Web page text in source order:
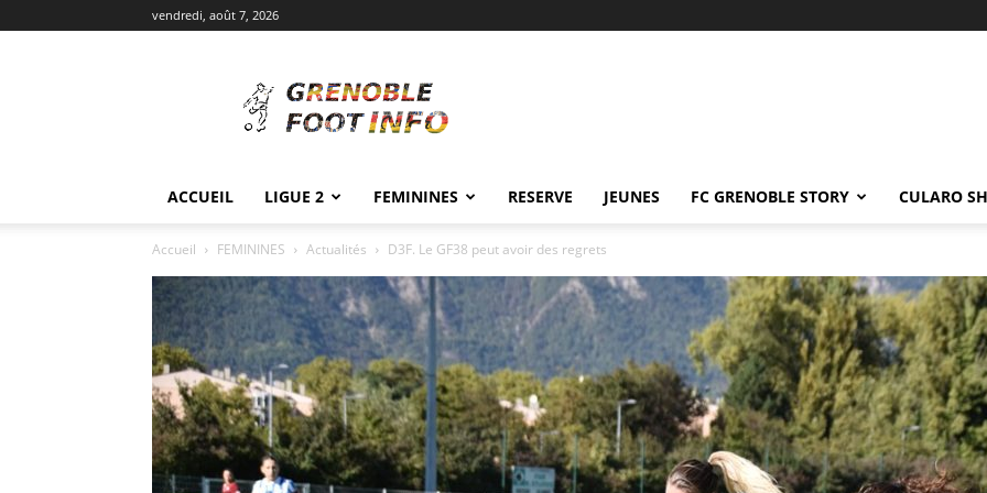
vendredi, août 7, 2026
Foot
Info
ACCUEIL LIGUE 2 FEMININES RESERVE JEUNES FC GRENOBLE STORY CULARO
Accueil FEMININES Actualités D3F. Le GF38 peut avoir des regrets